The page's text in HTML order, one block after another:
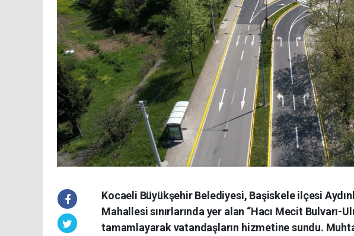
Kocaeli Büyükşehir Belediyesi, Başiskele ilçesi
Mahallesi sınırlarında yer alan “Hacı Mecit Bulvarı-
tamamlayarak vatandaşların hizmetine sundu.